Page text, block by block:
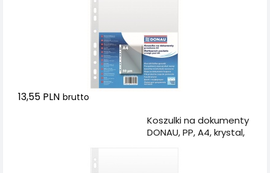
13,55 PLN brutto
Koszulki na dokumenty
DONAU, PP, A4, krystal,